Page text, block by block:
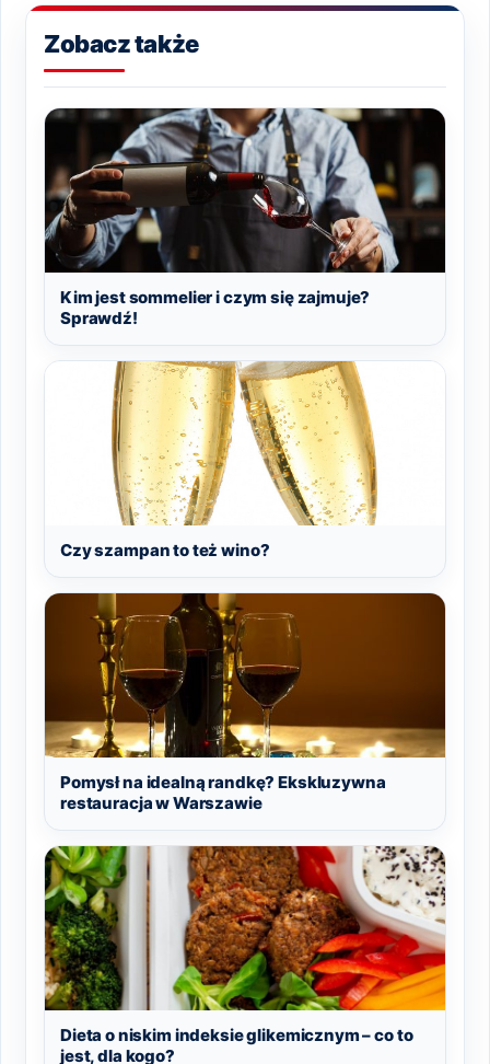
Zobacz także
Kim jest sommelier i czym się zajmuje?
Sprawdź!
Czy szampan to też wino?
Pomysł na idealną randkę? Ekskluzywna
restauracja w Warszawie
Dieta o niskim indeksie glikemicznym – co to
jest, dla kogo?